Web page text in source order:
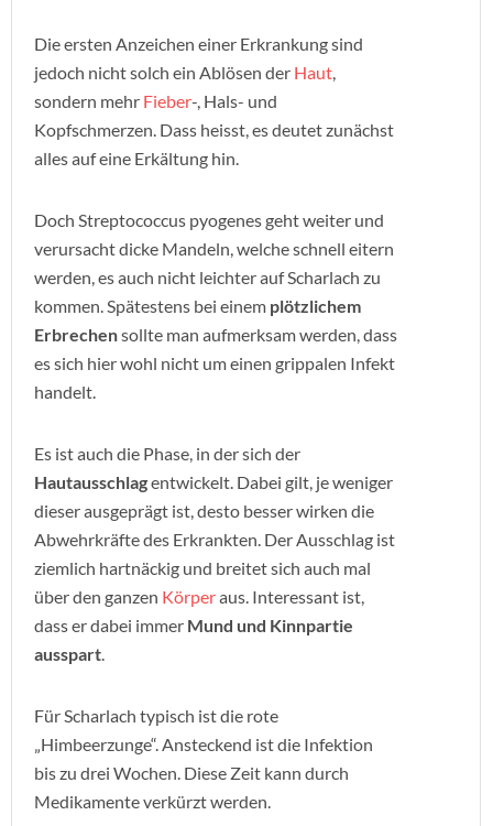
Die ersten Anzeichen einer Erkrankung sind
jedoch nicht solch ein Ablösen der Haut,
sondern mehr Fieber-, Hals- und
Kopfschmerzen. Dass heisst, es deutet zunächst
alles auf eine Erkältung hin.
Doch Streptococcus pyogenes geht weiter und
verursacht dicke Mandeln, welche schnell eitern
werden, es auch nicht leichter auf Scharlach zu
kommen. Spätestens bei einem plötzlichem
Erbrechensollte man aufmerksam werden, dass
es sich hier wohl nicht um einen grippalen Infekt
handelt.
Es ist auch die Phase, in der sich der
Hautausschlagentwickelt. Dabei gilt, je weniger
dieser ausgeprägt ist, desto besser wirken die
Abwehrkräfte des Erkrankten. Der Ausschlag ist
ziemlich hartnäckig und breitet sich auch mal
über den ganzen Körperaus. Interessant ist,
dass er dabei immer Mund und Kinnpartie
ausspart.
Für Scharlach typisch ist die rote
„Himbeerzunge“. Ansteckend ist die Infektion
bis zu drei Wochen. Diese Zeit kann durch
Medikamente verkürzt werden.